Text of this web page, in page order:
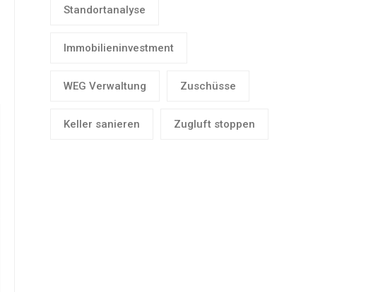
Standortanalyse
Immobilieninvestment
WEG Verwaltung Zuschüsse
Keller sanieren Zugluft stoppen